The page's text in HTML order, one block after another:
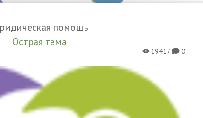
Юридическая помощь
Острая тема
X19417K0